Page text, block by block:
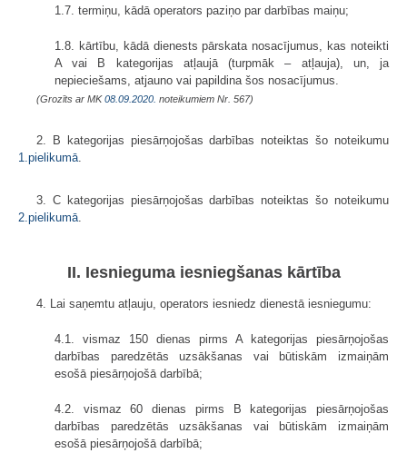
1.7. termiņu, kādā operators paziņo par darbības maiņu;
1.8. kārtību, kādā dienests pārskata nosacījumus, kas noteikti
A vai B kategorijas atļaujā (turpmāk – atļauja), un, ja
nepieciešams, atjauno vai papildina šos nosacījumus.
(Grozīts ar MK08.09.2020. noteikumiem Nr. 567)
2. B kategorijas piesārņojošas darbības noteiktas šo noteikumu
1.pielikumā.
3. C kategorijas piesārņojošas darbības noteiktas šo noteikumu
2.pielikumā.
II. Iesnieguma iesniegšanas kārtība
4. Lai saņemtu atļauju, operators iesniedz dienestā iesniegumu:
4.1. vismaz 150 dienas pirms A kategorijas piesārņojošas
darbības paredzētās uzsākšanas vai būtiskām izmaiņām
esošā piesārņojošā darbībā;
4.2. vismaz 60 dienas pirms B kategorijas piesārņojošas
darbības paredzētās uzsākšanas vai būtiskām izmaiņām
esošā piesārņojošā darbībā;